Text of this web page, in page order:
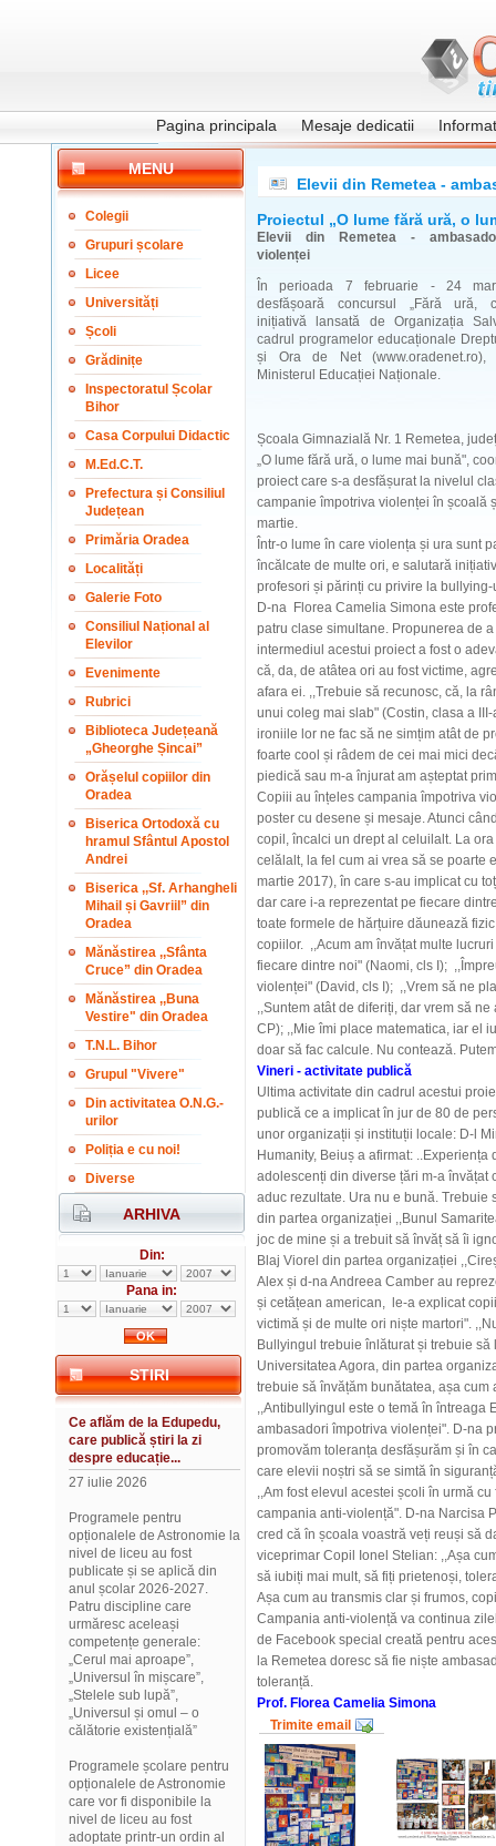
Pagina principala Mesaje dedicatii
MENU
Colegii
Grupuri școlare
Licee
Universități
Școli
Grădinițe
Inspectoratul Școlar
Bihor
Casa Corpului Didactic
M.Ed.C.T.
Prefectura și Consiliul
Județean
Primăria Oradea
Localități
Galerie Foto
Consiliul Național al
Elevilor
Evenimente
Rubrici
Biblioteca Județeană
„Gheorghe Șincai”
Orășelul copiilor din
Oradea
Biserica Ortodoxă cu
hramul Sfântul Apostol
Andrei
Biserica ,,Sf. Arhangheli
Mihail și Gavriil” din
Oradea
Mănăstirea ,,Sfânta
Cruce” din Oradea
Mănăstirea ,,Buna
Vestire" din Oradea
T.N.L. Bihor
Grupul "Vivere"
Din activitatea O.N.G.-
urilor
Poliția e cu noi!
Diverse
ARHIVA
Din:
Pana in:
STIRI
Ce aflăm de la Edupedu,
care publică știri la zi
despre educație...
27 iulie 2026
Programele pentru
opționalele de Astronomie la
nivel de liceu au fost
publicate și se aplică din
anul școlar 2026-2027.
Patru discipline care
urmăresc aceleași
competențe generale:
„Cerul mai aproape”,
„Universul în mișcare”,
„Stelele sub lupă”,
„Universul și omul – o
călătorie existențială”
Programele școlare pentru
opționalele de Astronomie
care vor fi disponibile la
nivel de liceu au fost
adoptate printr-un ordin al
Elevii din Remetea -
Proiectul „O lume fără ură, o
Elevii din Remetea -
violenței
În perioada 7 februarie - 24
desfășoară concursul „Fără ură,
inițiativă lansată de Organizația
cadrul programelor educaționale
și Ora de Net (www.oradenet.ro),
Ministerul Educației Naționale.
Școala Gimnazială Nr. 1 Remetea,
„O lume fără ură, o lume mai bună",
proiect care s-a desfășurat la nivelul
campanie împotriva violenței în școală
martie.
Într-o lume în care violența și ura sunt
încălcate de multe ori, e salutară
profesori și părinți cu privire la
D-na Florea Camelia Simona este
patru clase simultane. Propunerea de
intermediul acestui proiect a fost o
că, da, de atâtea ori au fost victime,
afara ei. ,,Trebuie să recunosc, că, la
unui coleg mai slab" (Costin, clasa a
ironiile lor ne fac să ne simțim atât de
foarte cool și râdem de cei mai mici
piedică sau m-a înjurat am așteptat
Copiii au înțeles campania împotriva
poster cu desene și mesaje. Atunci
copil, încalci un drept al celuilalt. La
celălalt, la fel cum ai vrea să se poarte
martie 2017), în care s-au implicat cu
dar care i-a reprezentat pe fiecare
toate formele de hărțuire dăunează
copiilor. ,,Acum am învățat multe
fiecare dintre noi" (Naomi, cls I);
violenței" (David, cls I); ,,Vrem să ne
,,Suntem atât de diferiți, dar vrem să
CP); ,,Mie îmi place matematica, iar el
doar să fac calcule. Nu contează.
Vineri - activitate publică
Ultima activitate din cadrul acestui
publică ce a implicat în jur de 80 de
unor organizații și instituții locale: D-l
Humanity, Beiuș a afirmat:
adolescenți din diverse țări m-a
aduc rezultate. Ura nu e bună. Trebuie
din partea organizației ,,Bunul
joc de mine și a trebuit să învăț să îi
Blaj Viorel din partea organizației
Alex și d-na Andreea Camber au
și cetățean american, le-a explicat
victimă și de multe ori niște martori".
Bullyingul trebuie înlăturat și trebuie să
Universitatea Agora, din partea
trebuie să învățăm bunătatea, așa
,,Antibullyingul este o temă în întreaga
ambasadori împotriva violenței". D-na
promovăm toleranța desfășurăm și în
care elevii noștri să se simtă în
,,Am fost elevul acestei școli în urmă
campania anti-violență". D-na Narcisa
cred că în școala voastră veți reuși să
viceprimar Copil Ionel Stelian: ,,Așa
să iubiți mai mult, să fiți prietenoși,
Așa cum au transmis clar și frumos,
Campania anti-violență va continua
de Facebook special creată pentru
la Remetea doresc să fie niște
toleranță.
Prof. Florea Camelia Simona
Trimite email